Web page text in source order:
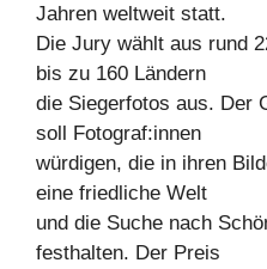
Jahren weltweit statt.
Die Jury wählt aus rund
bis zu 160 Ländern
die Siegerfotos aus. Der
soll Fotograf:innen
würdigen, die in ihren
eine friedliche Welt
und die Suche nach
festhalten. Der Preis